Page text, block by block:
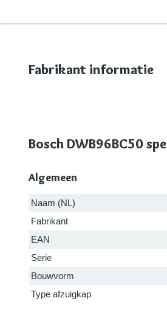
Fabrikant informatie
Bosch DWB96BC50
Algemeen
Naam (NL)
Fabrikant
EAN
Serie
Bouwvorm
Type afzuigkap